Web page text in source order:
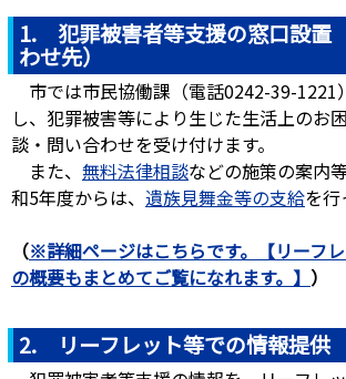
1. 犯罪被害者等支援の窓口設置
わせ先）
市では市民協働課（電話0242-39-1221
し、犯罪被害等により生じた生活上のお
談・問い合わせを受け付けます。
また、 無料法律相談などの施策の案内
和5年度からは、 遺族見舞金等の支給を行
（※詳細ページはこちらです。【リーフ
の概要もまとめてご覧になれます。】 ）
2. リーフレット等での情報提供